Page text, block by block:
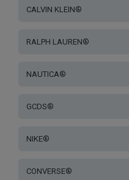
CALVIN KLEIN®
RALPH LAUREN®
NAUTICA®
GCDS®
NIKE®
CONVERSE®